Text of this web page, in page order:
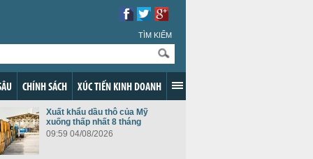
TÌM KIẾM
CHÍNH SÁCH XÚC TIẾN KINH DOANH
Xuất khẩu dầu thô của Mỹ
xuống thấp nhất 8 tháng
09:59 04/08/2026